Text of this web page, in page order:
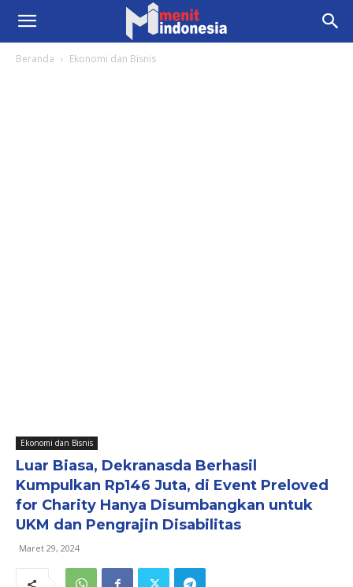
Beranda Ekonomi dan Bisnis
Ekonomi dan Bisnis
Luar Biasa, Dekranasda Berhasil
Kumpulkan Rp146 Juta, di Event Preloved
for Charity Hanya Disumbangkan untuk
UKM dan Pengrajin Disabilitas
Maret 29, 2024